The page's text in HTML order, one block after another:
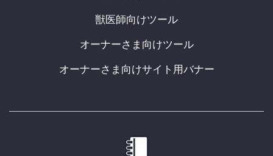
獣医師向けツール
オーナーさま向けツール
オーナーさま向けサイト用バナー